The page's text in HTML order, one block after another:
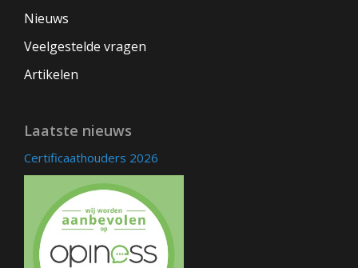
Nieuws
Veelgestelde vragen
Artikelen
Laatste nieuws
Certificaathouders 2026